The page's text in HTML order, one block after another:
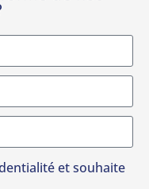
et souhaite